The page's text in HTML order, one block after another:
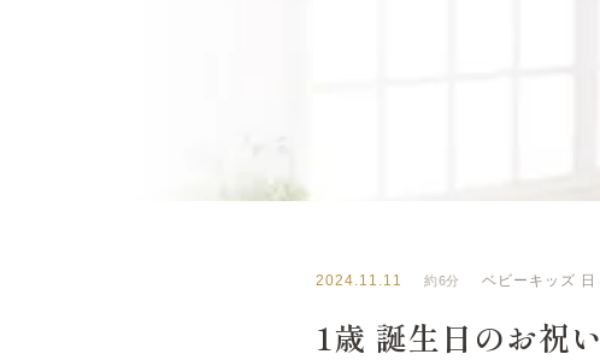
いりそ写真館ブログ
2024.11.11 約6分 ベビーキッズ
1歳 誕生日のお祝